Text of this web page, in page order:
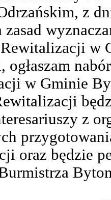
z
w
ogłaszam
w Gminie
z
oraz będzie